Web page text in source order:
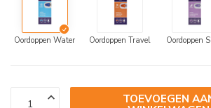
Oordoppen Water Oordoppen Travel Oordoppen
TOEVOEGEN